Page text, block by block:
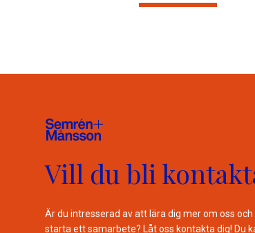
Vill du bli
Är du intresserad av att lära dig mer om oss
starta ett samarbete? Låt oss kontakta dig! Du